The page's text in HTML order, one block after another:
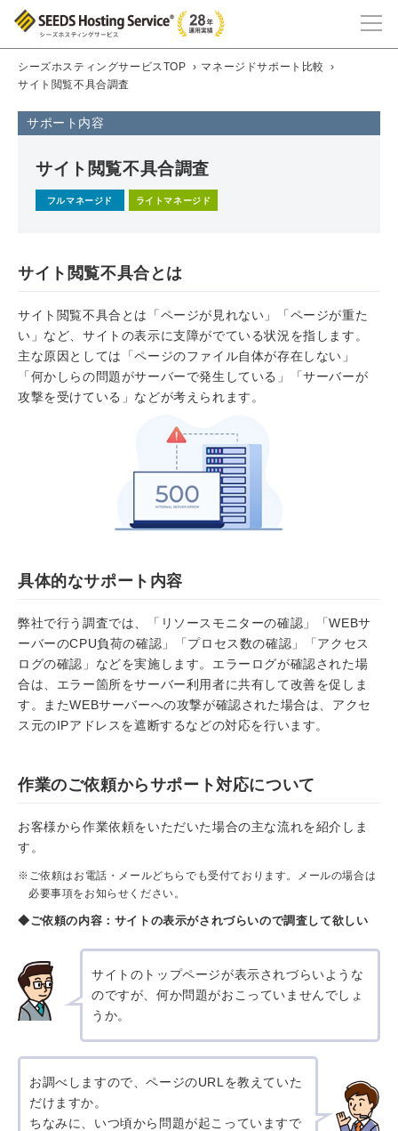
シーズホスティングサービスTOP › マネージドサポート比較
›
サイト閲覧不具合調査
サポート内容
サイト閲覧不具合調査
フルマネージド ライトマネージド
サイト閲覧不具合とは
サイト閲覧不具合とは「ページが見れない」「ページが重た
い」など、サイトの表示に支障がでている状況を指します。
主な原因としては「ページのファイル自体が存在しない」
「何かしらの問題がサーバーで発生している」「サーバーが
攻撃を受けている」などが考えられます。
具体的なサポート内容
弊社で行う調査では、「リソースモニターの確認」「WEBサ
ーバーのCPU負荷の確認」「プロセス数の確認」「アクセス
ログの確認」などを実施します。エラーログが確認された場
合は、エラー箇所をサーバー利用者に共有して改善を促しま
す。またWEBサーバーへの攻撃が確認された場合は、アクセ
ス元のIPアドレスを遮断するなどの対応を行います。
作業のご依頼からサポート対応について
お客様から作業依頼をいただいた場合の主な流れを紹介しま
す。
※ご依頼はお電話・メールどちらでも受付ております。メールの場合は
必要事項をお知らせください。
◆ご依頼の内容：サイトの表示がされづらいので調査して欲しい
サイトのトップページが表示されづらいような
のですが、何か問題がおこっていませんでしょ
うか。
お調べしますので、ページのURLを教えていた
だけますか。
ちなみに、いつ頃から問題が起こっていますで